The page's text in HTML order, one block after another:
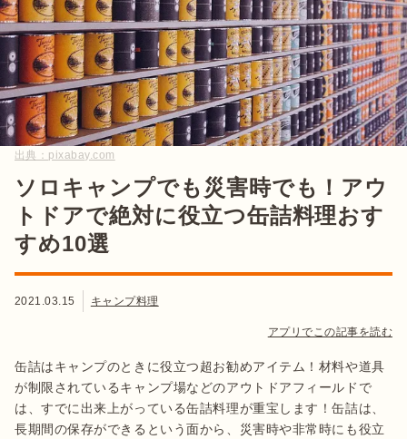
出典： pixabay.com
ソロキャンプでも災害時でも！アウ
トドアで絶対に役立つ缶詰料理おす
すめ10選
2021.03.15 キャンプ料理
アプリでこの記事を読む
缶詰はキャンプのときに役立つ超お勧めアイテム！材料や道具
が制限されているキャンプ場などのアウトドアフィールドで
は、すでに出来上がっている缶詰料理が重宝します！缶詰は、
長期間の保存ができるという面から、災害時や非常時にも役立